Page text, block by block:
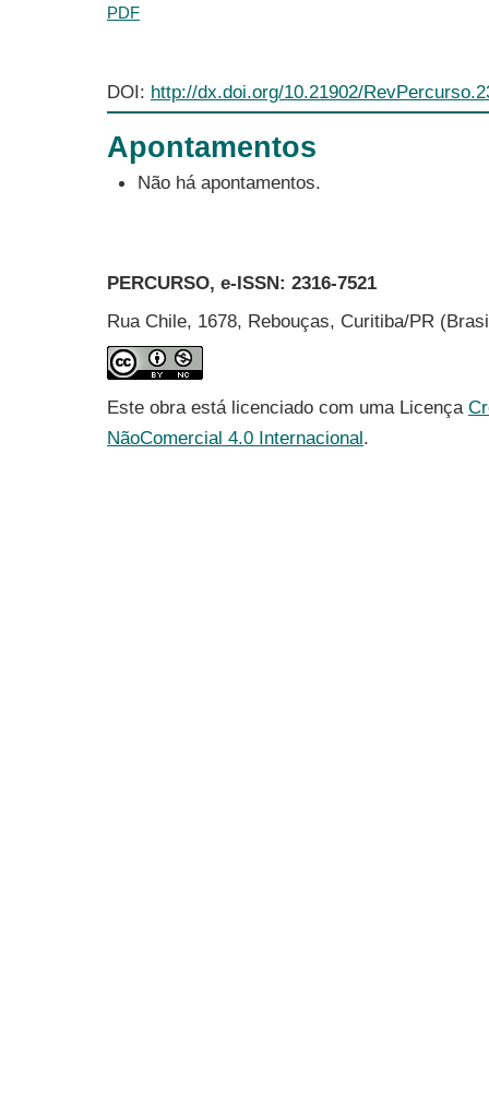
PDF
DOI: http://dx.doi.org/10.21902/
Apontamentos
Não há apontamentos.
PERCURSO, e-ISSN: 2316-7521
Rua Chile, 1678, Rebouças, Curitiba/PR
Este obra está licenciado com uma Licença
NãoComercial 4.0 Internacional.